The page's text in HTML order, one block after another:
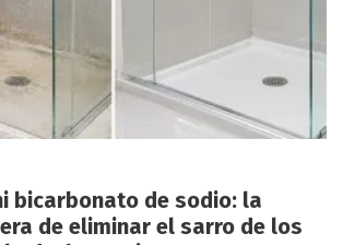
bicarbonato de sodio: la
de eliminar el sarro de los